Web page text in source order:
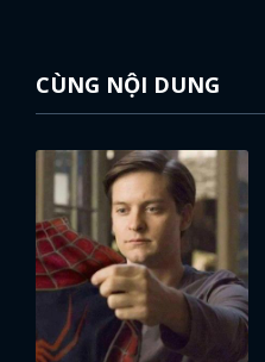
CÙNG NỘI DUNG